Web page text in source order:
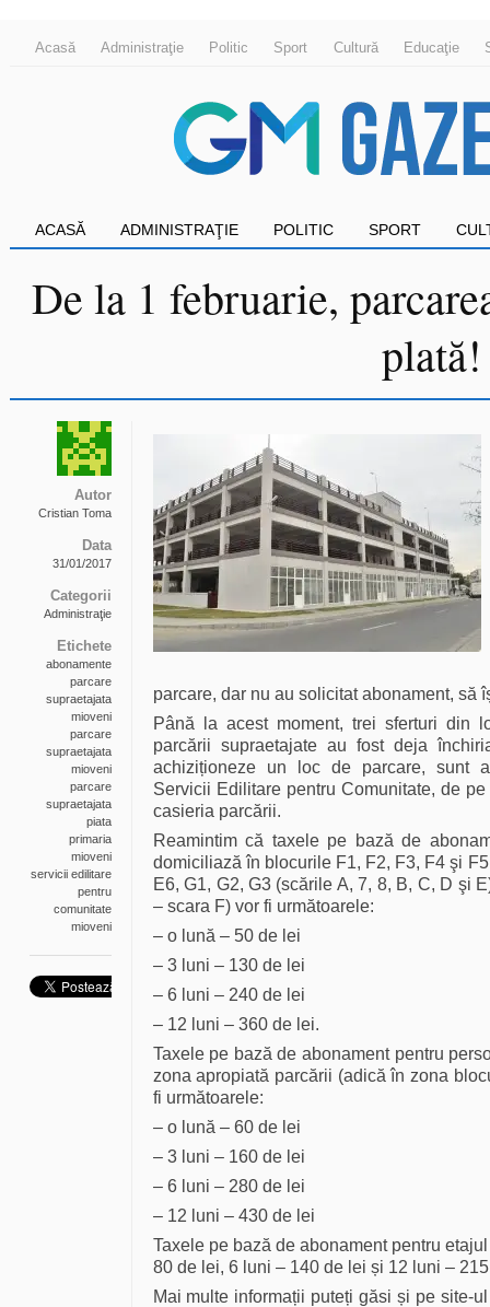
Acasă Administraţie Politic Sport Cultură Educaţie
ACASĂ ADMINISTRAŢIE POLITIC SPORT
De la 1 februarie,
Autor
Cristian Toma
Data
31/01/2017
Categorii
Administraţie
Etichete
abonamente
parcare
supraetajata
mioveni
parcare
supraetajata
mioveni
parcare
supraetajata
piata
primaria
mioveni
servicii edilitare
pentru
comunitate
mioveni
parcare, dar nu au solicitat abonament, să
Până la acest moment, trei sferturi din
parcării supraetajate au fost deja
achiziționeze un loc de parcare, sunt
Servicii Edilitare pentru Comunitate, de
casieria parcării.
Reamintim că taxele pe bază de
domiciliază în blocurile F1, F2, F3, F4 şi
E6, G1, G2, G3 (scările A, 7, 8, B, C, D şi
– scara F) vor fi următoarele:
– o lună – 50 de lei
– 3 luni – 130 de lei
– 6 luni – 240 de lei
– 12 luni – 360 de lei.
Taxele pe bază de abonament pentru
zona apropiată parcării (adică în zona
fi următoarele:
– o lună – 60 de lei
– 3 luni – 160 de lei
– 6 luni – 280 de lei
– 12 luni – 430 de lei
Taxele pe bază de abonament pentru
80 de lei, 6 luni – 140 de lei și 12 luni –
Mai multe informații puteți găsi și pe site-